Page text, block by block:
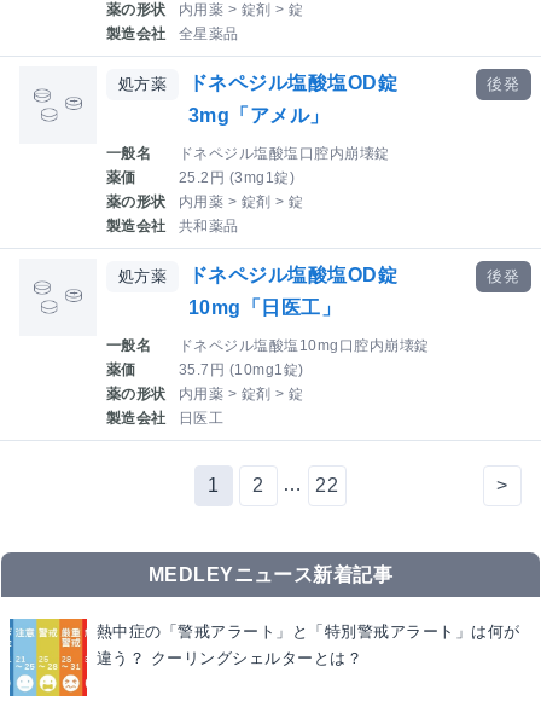
薬の形状
内用薬 > 錠剤 > 錠
製造会社
全星薬品
処方薬
ドネペジル塩酸塩OD錠
3mg「アメル」
一般名
ドネペジル塩酸塩口腔内崩壊錠
薬価
25.2円 (3mg1錠)
薬の形状
内用薬 > 錠剤 > 錠
製造会社
共和薬品
後発
処方薬
ドネペジル塩酸塩OD錠
10mg「日医工」
一般名
ドネペジル塩酸塩10mg口腔内崩壊錠
薬価
35.7円 (10mg1錠)
薬の形状
内用薬 > 錠剤 > 錠
製造会社
日医工
後発
1 2 … 22 >
MEDLEYニュース新着記事
熱中症の「警戒アラート」と「特別警戒アラート」は何が
違う？ クーリングシェルターとは？